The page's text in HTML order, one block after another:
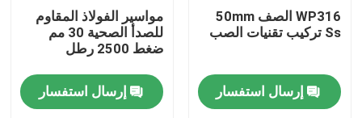
جولة في المعملWP316 الصف 50mm
Ss تركيب تقنيات الصب
إرسال استفسار
مواسير الفولاذ المقاوم
للصدأ الصحية 30 مم
ضغط 2500 رطل
إرسال استفسار